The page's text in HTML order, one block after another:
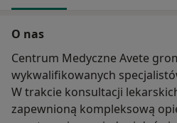
O nas
Centrum Medyczne Avete
wykwalifikowanych
W trakcie konsultacji
zapewnioną kompleksową